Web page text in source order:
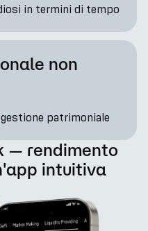
in termini di tempo
non
patrimoniale
— rendimento
intuitiva